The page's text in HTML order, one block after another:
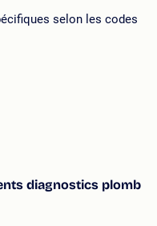
selon les codes
diagnostics plomb